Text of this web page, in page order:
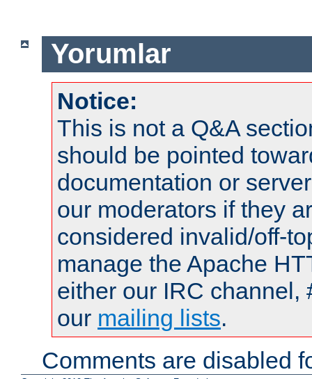
Yorumlar
Notice:
This is not a Q&A
should be pointed
documentation or
our moderators if they
considered invalid/off-
manage the Apache
either our IRC channel,
our mailing lists.
Comments are disabled